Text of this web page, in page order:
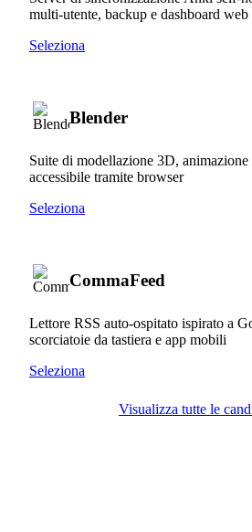
multi-utente, backup e dashboard web
Seleziona
Blender
Suite di modellazione 3D, animazione
accessibile tramite browser
Seleziona
CommaFeed
Lettore RSS auto-ospitato ispirato a
scorciatoie da tastiera e app mobili
Seleziona
Visualizza tutte le